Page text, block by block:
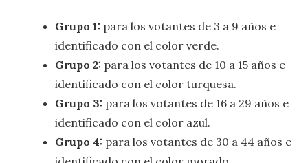
Grupo 1: para los votantes de 3 a 9 años e
identificado con el color verde.
Grupo 2: para los votantes de 10 a 15 años e
identificado con el color turquesa.
Grupo 3: para los votantes de 16 a 29 años e
identificado con el color azul.
Grupo 4: para los votantes de 30 a 44 años e